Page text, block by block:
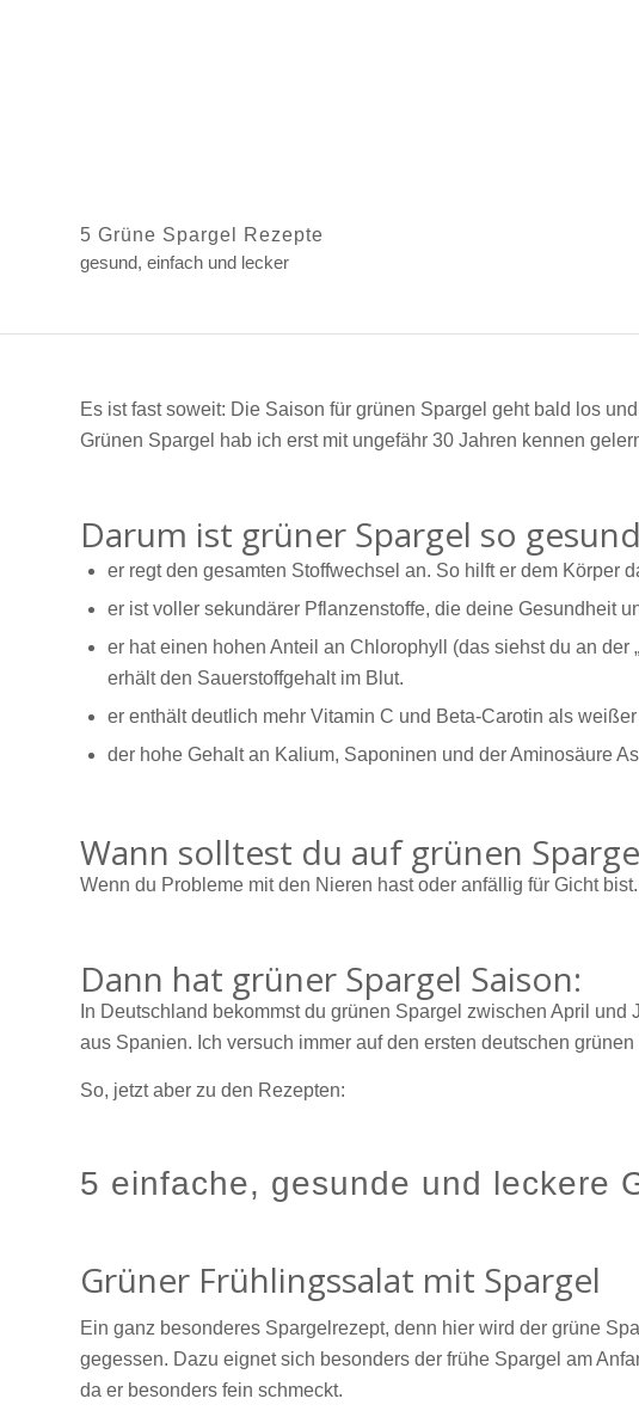
5 Grüne Spargel Rezepte
gesund, einfach und lecker
Es ist fast soweit: Die Saison für grünen Spargel geht bald los
Grünen Spargel hab ich erst mit ungefähr 30 Jahren kennen
Darum ist grüner Spargel so
er regt den gesamten Stoffwechsel an. So hilft er dem Körper
er ist voller sekundärer Pflanzenstoffe, die deine Gesundheit
er hat einen hohen Anteil an Chlorophyll (das siehst du an
erhält den Sauerstoffgehalt im Blut.
er enthält deutlich mehr Vitamin C und Beta-Carotin als
der hohe Gehalt an Kalium, Saponinen und der Aminosäure
Wann solltest du auf grünen
Wenn du Probleme mit den Nieren hast oder anfällig für Gicht
Dann hat grüner Spargel Saison:
In Deutschland bekommst du grünen Spargel zwischen April
aus Spanien. Ich versuch immer auf den ersten deutschen
So, jetzt aber zu den Rezepten:
5 einfache, gesunde und leckere
Grüner Frühlingssalat mit Spargel
Ein ganz besonderes Spargelrezept, denn hier wird der grüne
gegessen. Dazu eignet sich besonders der frühe Spargel am
da er besonders fein schmeckt.